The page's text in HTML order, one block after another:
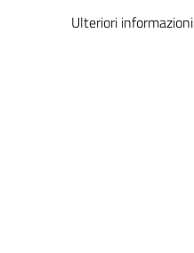
Ulteriori informazioni